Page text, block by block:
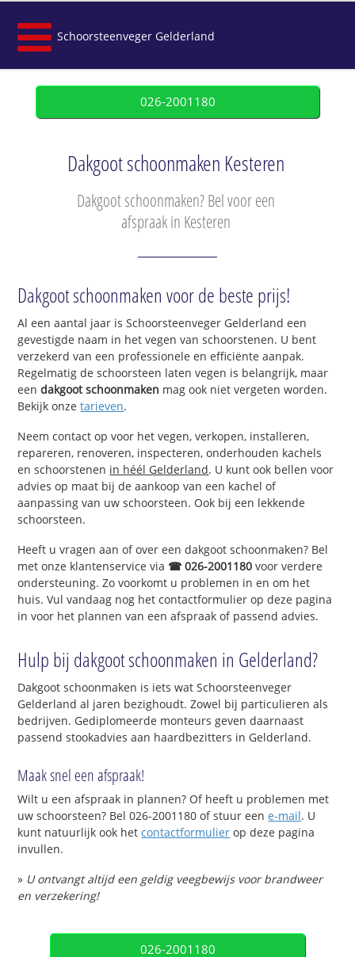
Schoorsteenveger Gelderland
026-2001180
Dakgoot schoonmaken Kesteren
Dakgoot schoonmaken? Bel voor een
afspraak in Kesteren
Dakgoot schoonmaken voor de beste prijs!
Al een aantal jaar is Schoorsteenveger Gelderland een
gevestigde naam in het vegen van schoorstenen. U bent
verzekerd van een professionele en efficiënte aanpak.
Regelmatig de schoorsteen laten vegen is belangrijk, maar
eendakgoot schoonmaken mag ook niet vergeten worden.
Bekijk onzetarieven.
Neem contact op voor het vegen, verkopen, installeren,
repareren, renoveren, inspecteren, onderhouden kachels
en schoorstenen in héél Gelderland. U kunt ook bellen voor
advies op maat bij de aankoop van een kachel of
aanpassing van uw schoorsteen. Ook bij een lekkende
schoorsteen.
Heeft u vragen aan of over een dakgoot schoonmaken? Bel
met onze klantenservice via ☎ 026-2001180 voor verdere
ondersteuning. Zo voorkomt u problemen in en om het
huis. Vul vandaag nog het contactformulier op deze pagina
in voor het plannen van een afspraak of passend advies.
Hulp bij dakgoot schoonmaken in Gelderland?
Dakgoot schoonmaken is iets wat Schoorsteenveger
Gelderland al jaren bezighoudt. Zowel bij particulieren als
bedrijven. Gediplomeerde monteurs geven daarnaast
passend stookadvies aan haardbezitters in Gelderland.
Maak snel een afspraak!
Wilt u een afspraak in plannen? Of heeft u problemen met
uw schoorsteen? Bel 026-2001180 of stuur eene-mail. U
kunt natuurlijk ook hetcontactformulier op deze pagina
invullen.
» U ontvangt altijd een geldig veegbewijs voor brandweer
en verzekering!
026-2001180